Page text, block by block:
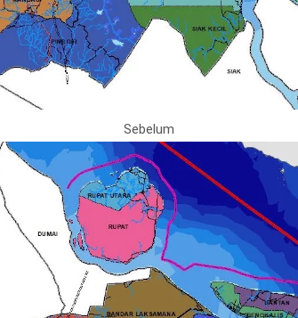
Sebelum